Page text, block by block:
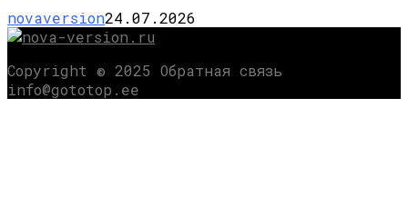
novaversion24.07.2026
Copyright © 2025 Обратная связь
info@gototop.ee